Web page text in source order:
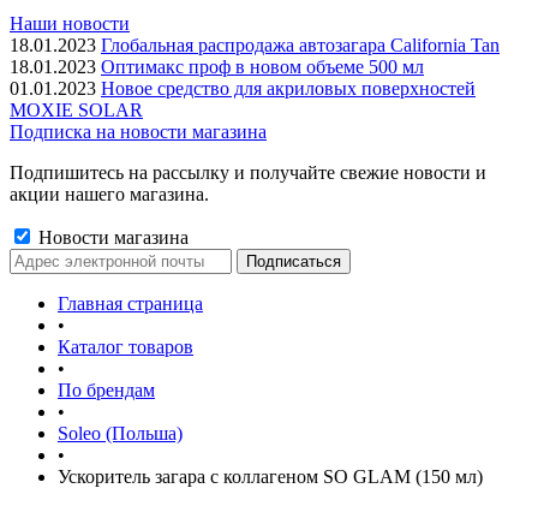
Наши новости
18.01.2023 Глобальная распродажа автозагара California Tan
18.01.2023 Оптимакс проф в новом объеме 500 мл
01.01.2023 Новое средство для акриловых поверхностей
MOXIE SOLAR
Подписка на новости магазина
Подпишитесь на рассылку и получайте свежие новости и
акции нашего магазина.
Новости магазина
Главная страница
•
Каталог товаров
•
По брендам
•
Soleo (Польша)
•
Ускоритель загара с коллагеном SO GLAM (150 мл)